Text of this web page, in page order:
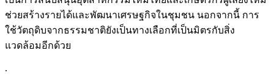
ช่วยสร้างรายได้และพัฒนาเศรษฐกิจในชุมชน นอกจากนี้ การ
ใช้วัตถุดิบจากธรรมชาติยังเป็นทางเลือกที่เป็นมิตรกับสิ่ง
แวดล้อมอีกด้วย
.